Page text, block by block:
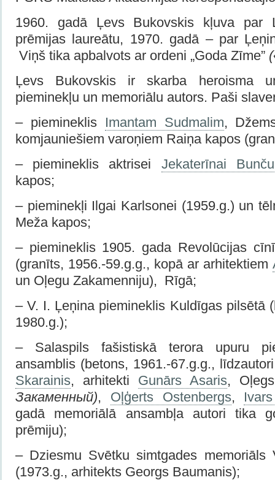
1960. gadā Ļevs Bukovskis kļuva par
prēmijas laureātu, 1970. gadā – par
Viņš tika apbalvots ar ordeni „Goda Zīme”
Ļevs Bukovskis ir skarba heroisma
pieminekļu un memoriālu autors. Paši
– piemineklis Imantam Sudmalim,
komjauniešiem varoņiem Raiņa kapos
– piemineklis aktrisei Jekaterīnai
kapos;
– pieminekļi Ilgai Karlsonei (1959.g.) un
Meža kapos;
– piemineklis 1905. gada Revolūcijas
(granīts, 1956.-59.g.g., kopā ar arhitektiem
un Oļegu Zakamenniju), Rīgā;
– V. I. Ļeņina piemineklis Kuldīgas pilsētā
1980.g.);
– Salaspils fašistiskā terora upuru
ansamblis (betons, 1961.-67.g.g.,
Skarainis, arhitekti Gunārs Asaris,
Закаменный), Оļģerts Оstenbergs,
gadā memoriālā ansambļa autori tika
prēmiju);
– Dziesmu Svētku simtgades memoriāls
(1973.g., arhitekts Georgs Baumanis);